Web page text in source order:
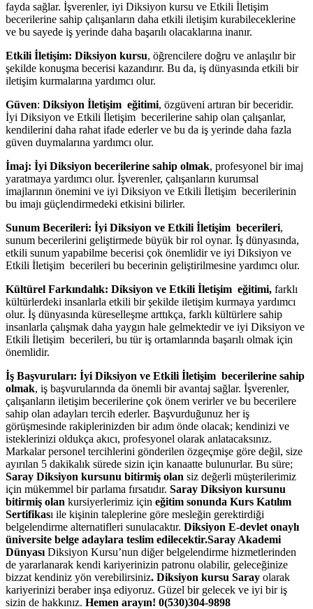
fayda sağlar. İşverenler, iyi Diksiyon kursu ve Etkili İletişim
becerilerine sahip çalışanların daha etkili iletişim kurabileceklerine
ve bu sayede iş yerinde daha başarılı olacaklarına inanır.
Etkili İletişim: Diksiyon kursu, öğrencilere doğru ve anlaşılır bir
şekilde konuşma becerisi kazandırır. Bu da, iş dünyasında etkili bir
iletişim kurmalarına yardımcı olur.
Güven: Diksiyon İletişim eğitimi, özgüveni artıran bir beceridir.
İyi Diksiyon ve Etkili İletişim becerilerine sahip olan çalışanlar,
kendilerini daha rahat ifade ederler ve bu da iş yerinde daha fazla
güven duymalarına yardımcı olur.
İmaj: İyi Diksiyon becerilerine sahip olmak, profesyonel bir imaj
yaratmaya yardımcı olur. İşverenler, çalışanların kurumsal
imajlarının önemini ve iyi Diksiyon ve Etkili İletişim becerilerinin
bu imajı güçlendirmedeki etkisini bilirler.
Sunum Becerileri: İyi Diksiyon ve Etkili İletişim becerileri,
sunum becerilerini geliştirmede büyük bir rol oynar. İş dünyasında,
etkili sunum yapabilme becerisi çok önemlidir ve iyi Diksiyon ve
Etkili İletişim becerileri bu becerinin geliştirilmesine yardımcı olur.
Kültürel Farkındalık: Diksiyon ve Etkili İletişim eğitimi, farklı
kültürlerdeki insanlarla etkili bir şekilde iletişim kurmaya yardımcı
olur. İş dünyasında küreselleşme arttıkça, farklı kültürlere sahip
insanlarla çalışmak daha yaygın hale gelmektedir ve iyi Diksiyon ve
Etkili İletişim becerileri, bu tür iş ortamlarında başarılı olmak için
önemlidir.
İş Başvuruları: İyi Diksiyon ve Etkili İletişim becerilerine sahip
olmak, iş başvurularında da önemli bir avantaj sağlar. İşverenler,
çalışanların iletişim becerilerine çok önem verirler ve bu becerilere
sahip olan adayları tercih ederler. Başvurduğunuz her iş
görüşmesinde rakiplerinizden bir adım önde olacak; kendinizi ve
isteklerinizi oldukça akıcı, profesyonel olarak anlatacaksınız.
Markalar personel tercihlerini gönderilen özgeçmişe göre değil, size
ayırılan 5 dakikalık sürede sizin için kanaatte bulunurlar. Bu süre;
Saray Diksiyon kursunu bitirmiş olan siz değerli müşterilerimiz
için mükemmel bir parlama fırsatıdır. Saray Diksiyon kursunu
bitirmiş olan kursiyerlerimiz için eğitim sonunda Kurs Katılım
Sertifikası ile kişinin taleplerine göre mesleğin gerektirdiği
belgelendirme alternatifleri sunulacaktır. Diksiyon E-devlet onaylı
üniversite belge adaylara teslim edilecektir.Saray Akademi
Dünyası Diksiyon Kursu’nun diğer belgelendirme hizmetlerinden
de yararlanarak kendi kariyerinizin patronu olabilir, geleceğinize
bizzat kendiniz yön verebilirsiniz. Diksiyon kursu Saray olarak
kariyerinizi beraber inşa ediyoruz. Güzel bir gelecek ve iyi bir iş
sizin de hakkınız. Hemen arayın! 0(530)304-9898